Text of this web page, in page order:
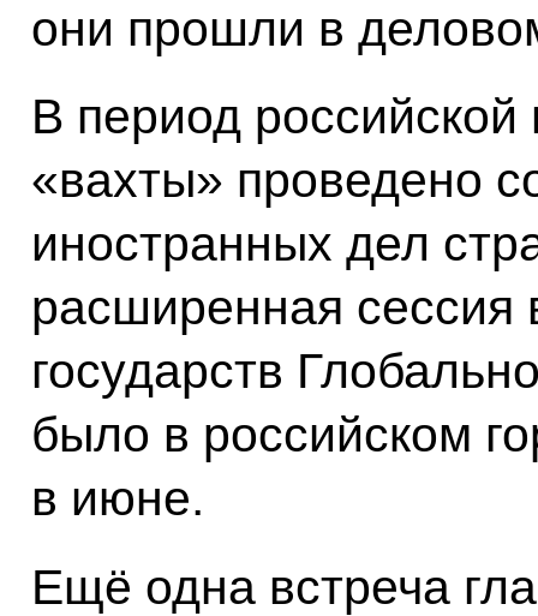
они прошли в
В период российской
«вахты» проведено
иностранных дел
расширенная сессия
государств
было в российском
в июне.
Ещё одна встреча